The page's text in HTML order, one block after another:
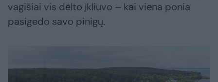
vagišiai vis dėlto įkliuvo – kai viena ponia
pasigedo savo pinigų.